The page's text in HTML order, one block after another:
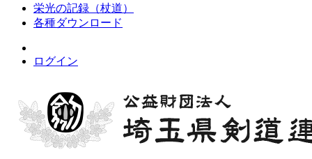
栄光の記録（杖道）
各種ダウンロード
ログイン